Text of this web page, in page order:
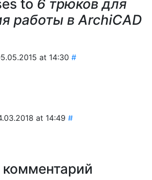
to 6 трюков для
работы в ArchiCAD
at 14:30 #
at 14:49 #